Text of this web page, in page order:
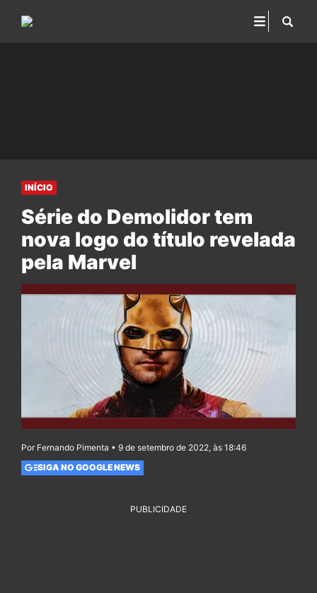
INÍCIO
Série do Demolidor tem
nova logo do título revelada
pela Marvel
Por Fernando Pimenta • 9 de setembro de 2022, às 18:46
SIGA NO GOOGLE NEWS
PUBLICIDADE